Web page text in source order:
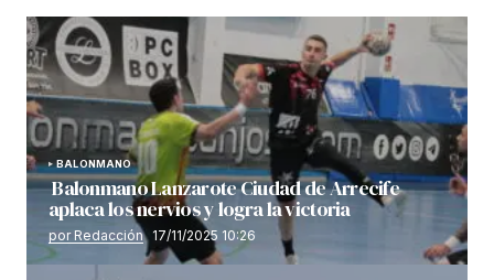
BALONMANO
Balonmano Lanzarote Ciudad de Arrecife
aplaca los nervios y logra la victoria
por Redacción 17/11/2025 10:26